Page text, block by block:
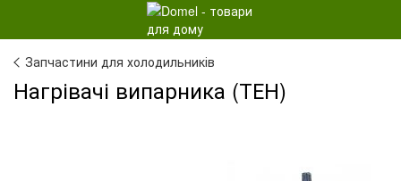
Запчастини для холодильників
Нагрівачі випарника (ТЕН)